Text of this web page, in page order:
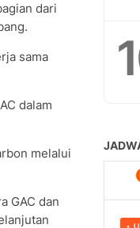
dari
sama
dalam
melalui
GAC dan